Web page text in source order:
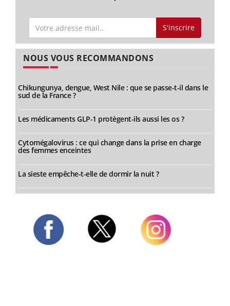
S'inscrire
NOUS VOUS RECOMMANDONS
Chikungunya, dengue, West Nile : que se passe-t-il dans le
sud de la France ?
Les médicaments GLP-1 protègent-ils aussi les os ?
Cytomégalovirus : ce qui change dans la prise en charge
des femmes enceintes
La sieste empêche-t-elle de dormir la nuit ?